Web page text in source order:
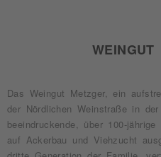
WEINGUT
Das Weingut Metzger, ein
der Nördlichen Weinstraße in
beeindruckende, über 100-
auf Ackerbau und Viehzucht